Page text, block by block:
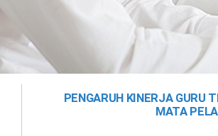
PENGARUH KINERJA GURU
MATA